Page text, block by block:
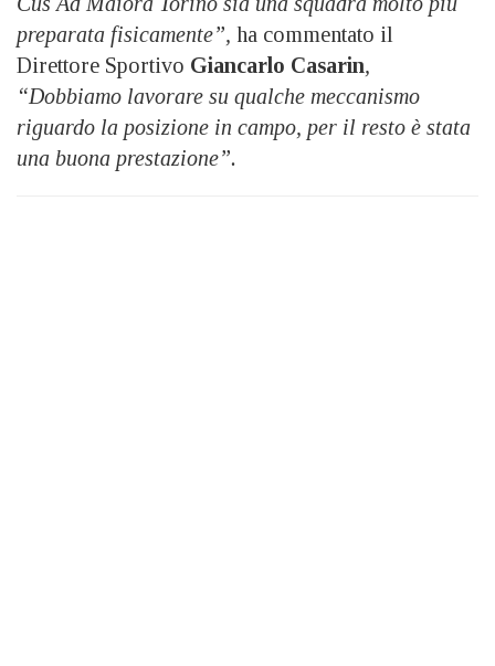
preparata fisicamente”, ha commentato il
Direttore Sportivo Giancarlo Casarin,
“Dobbiamo lavorare su qualche meccanismo
riguardo la posizione in campo, per il resto è stata
una buona prestazione”.